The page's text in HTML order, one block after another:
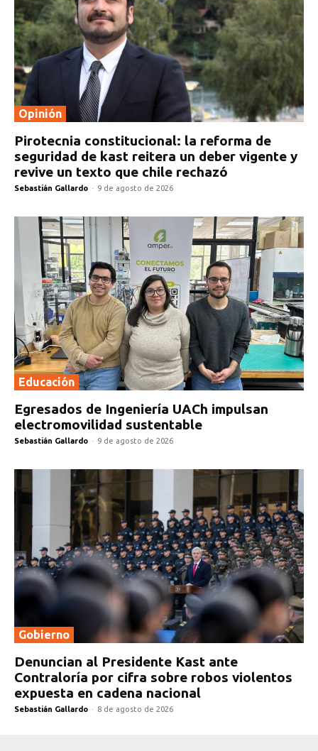
Opinión
Pirotecnia constitucional: la reforma de
seguridad de kast reitera un deber vigente y
revive un texto que chile rechazó
Sebastián Gallardo - 9 de agosto de 2026
Educación
Egresados de Ingeniería UACh impulsan
electromovilidad sustentable
Sebastián Gallardo - 9 de agosto de 2026
Gobierno
Denuncian al Presidente Kast ante
Contraloría por cifra sobre robos violentos
expuesta en cadena nacional
Sebastián Gallardo - 8 de agosto de 2026